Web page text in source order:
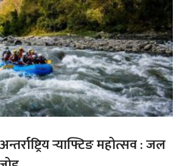
र्‍याफ्टिङ महोत्सव : जल